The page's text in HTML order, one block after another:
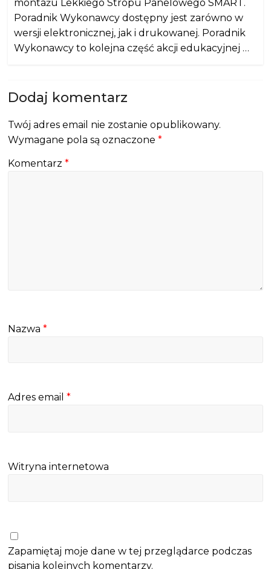
montażu Lekkiego Stropu Panelowego SMART.
Poradnik Wykonawcy dostępny jest zarówno w
wersji elektronicznej, jak i drukowanej. Poradnik
Wykonawcy to kolejna część akcji edukacyjnej …
Dodaj komentarz
Twój adres email nie zostanie opublikowany.
Wymagane pola są oznaczone*
Komentarz*
Nazwa*
Adres email*
Witryna internetowa
Zapamiętaj moje dane w tej przeglądarce podczas
pisania kolejnych komentarzy.